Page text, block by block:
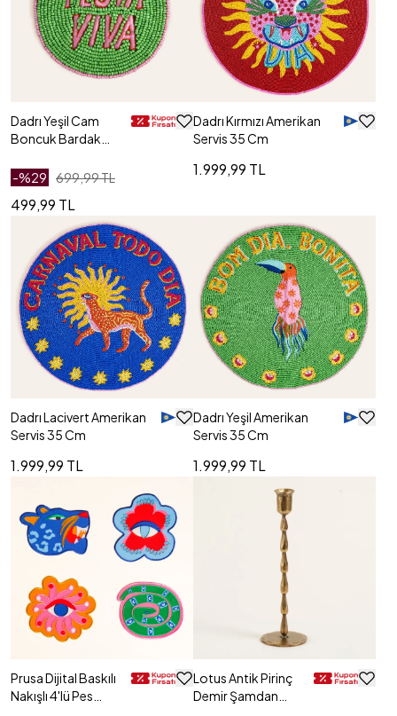
Dadrı Yeşil Cam
Boncuk Bardak
-%29 699,99 TL
499,99 TL
Dadrı Kırmızı Amerikan
Servis 35 Cm
1.999,99 TL
Dadrı Lacivert Amerikan
Servis 35 Cm
1.999,99 TL
Dadrı Yeşil Amerikan
Servis 35 Cm
1.999,99 TL
Prusa Dijital Baskılı
Nakışlı 4'lü Pes
Lotus Antik Pirinç
Demir Şamdan